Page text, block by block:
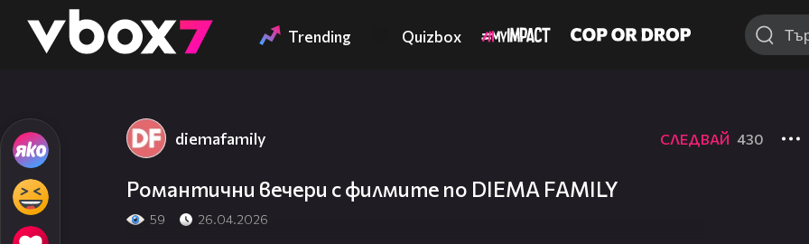
👾 Trending Quizbox
diemafamily СЛЕДВАЙ 430
Романтични вечери с филмите по DIEMA FAMILY
59 26.04.2026